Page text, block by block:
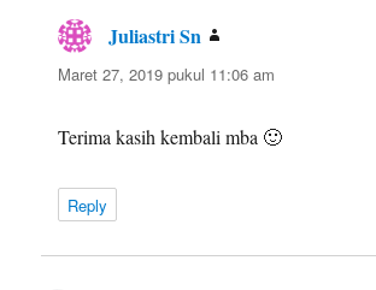
Juliastri Sn
Maret 27, 2019 pukul 11:06 am
Terima kasih kembali mba 🙂
Reply